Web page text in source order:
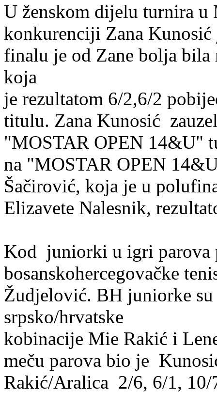
U ženskom dijelu turnira u
konkurenciji Zana
finalu je od Zane bolja
koja
je rezultatom 6/2,6/2
titulu. Zana Kunosić
"MOSTAR OPEN 14&U"
na "MOSTAR OPEN
Šačirović, koja je u
Elizavete Nalesnik,
Kod juniorki u igri parova
bosanskohercegovačke
Žudjelović. BH juniorke
srpsko/hrvatske
kobinacije Mie Rakić i
meču parova bio je
Rakić/Aralica 2/6, 6/1, 10/